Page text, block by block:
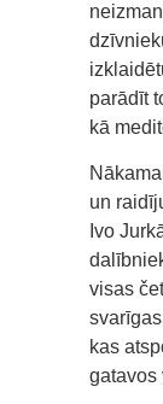
parādīt
kā
un
Ivo
visas
kas
gatavos